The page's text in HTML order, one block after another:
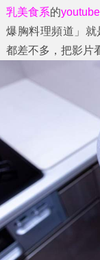
乳美食系的
爆胸料理頻道 」
都差不多，把影片